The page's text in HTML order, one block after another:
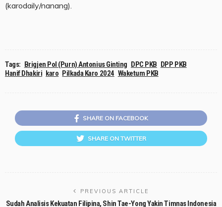
(karodaily/nanang).
Tags: Brigjen Pol (Purn) Antonius Ginting DPC PKB DPP PKB
Hanif Dhakiri karo Pilkada Karo 2024 Waketum PKB
SHARE ON FACEBOOK
SHARE ON TWITTER
PREVIOUS ARTICLE
Sudah Analisis Kekuatan Filipina, Shin Tae-Yong Yakin Timnas Indonesia